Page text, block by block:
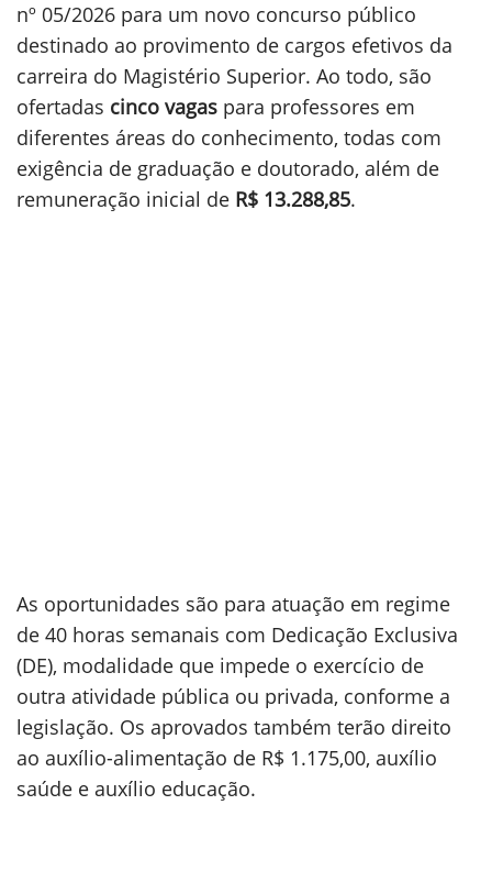
nº 05/2026 para um novo concurso público
destinado ao provimento de cargos efetivos da
carreira do Magistério Superior. Ao todo, são
ofertadas cinco vagas para professores em
diferentes áreas do conhecimento, todas com
exigência de graduação e doutorado, além de
remuneração inicial de R$ 13.288,85.
As oportunidades são para atuação em regime
de 40 horas semanais com Dedicação Exclusiva
(DE), modalidade que impede o exercício de
outra atividade pública ou privada, conforme a
legislação. Os aprovados também terão direito
ao auxílio-alimentação de R$ 1.175,00, auxílio
saúde e auxílio educação.